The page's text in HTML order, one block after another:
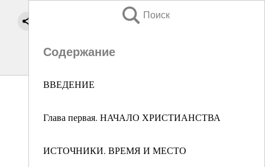
Поиск
Содержание
ВВЕДЕНИЕ
Глава первая. НАЧАЛО ХРИСТИАНСТВА
ИСТОЧНИКИ. ВРЕМЯ И МЕСТО